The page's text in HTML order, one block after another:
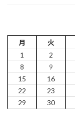
月
火
1
2
8
9
15
16
22
23
29
30